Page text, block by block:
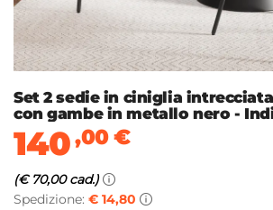
Set 2 sedie in ciniglia
con gambe in metallo nero -
140,00€
(€ 70,00 cad.)
Spedizione: € 14,80